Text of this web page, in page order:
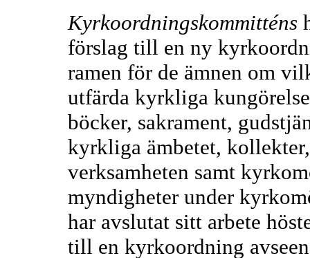
Kyrkoordningskommitténs
förslag till en ny
ramen för de ämnen om
utfärda kyrkliga
böcker, sakrament,
kyrkliga ämbetet,
verksamheten samt
myndigheter under
har avslutat sitt arbete
till en kyrkoordning